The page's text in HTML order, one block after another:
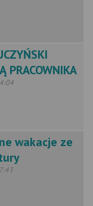
PRACOWNIKA
wakacje ze